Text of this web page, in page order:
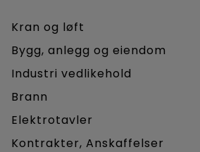
Kran og løft
Bygg, anlegg og eiendom
Industri vedlikehold
Brann
Elektrotavler
Kontrakter, Anskaffelser